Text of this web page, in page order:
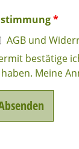
*
AGB und
bestätige
Meine